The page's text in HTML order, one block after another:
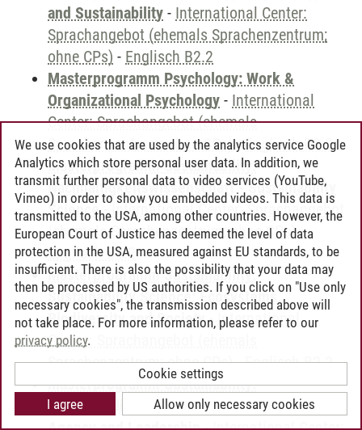
and Sustainability - International Center:
Sprachangebot (ehemals Sprachenzentrum;
ohne CPs) - Englisch B2.2
Masterprogramm Psychology: Work &
Organizational Psychology - International
Center: Sprachangebot (ehemals
Sprachenzentrum; ohne CPs)-Englisch B2.2
Masterprogramm Sustainability:
Nachhaltigkeitswissenschaft - Sustainability
Science- International Center: Sprachangebot
(ehemals Sprachenzentrum; ohne CPs)-
Englisch B2.2
Masterprogramm Sustainability:
Sustainability Science: Ecosystems,
Biodiversity and Society- International
Center: Sprachangebot (ehemals
Sprachenzentrum; ohne CPs)-Englisch B2.2
Masterprogramm Sustainability:
Sustainability Science: Entrepreneurship,
We use cookies that are used by the analytics service Google
Analytics which store personal user data. In addition, we
transmit further personal data to video services (YouTube,
Vimeo) in order to show you embedded videos. This data is
transmitted to the USA, among other countries. However, the
European Court of Justice has deemed the level of data
protection in the USA, measured against EU standards, to be
insufficient. There is also the possibility that your data may
then be processed by US authorities. If you click on "Use only
necessary cookies", the transmission described above will
not take place. For more information, please refer to our
privacy policy.
Cookie settings
Allow only necessary cookies
I agree